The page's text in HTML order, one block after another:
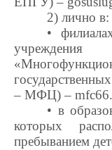
2) лично в:
•
– МФЦ) –
• в
которых
пребыванием